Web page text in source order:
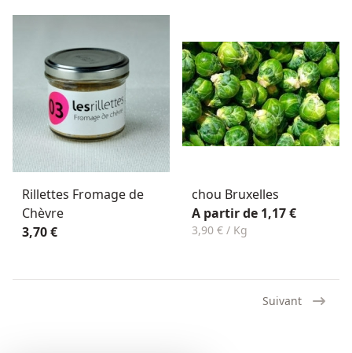
Rillettes Fromage de
Chèvre
3,70 €
chou Bruxelles
A partir de 1,17 €
3,90 € / Kg
Suivant